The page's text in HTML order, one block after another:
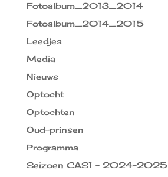
Fotoalbum_2013_2014
Fotoalbum_2014_2015
Leedjes
Media
Nieuws
Optocht
Optochten
Oud-prinsen
Programma
Seizoen CAS1 – 2024-2025